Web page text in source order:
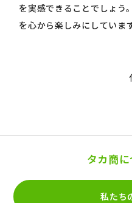
を実感できることでしょう
を心から楽しみにしています
タカ商
私たち